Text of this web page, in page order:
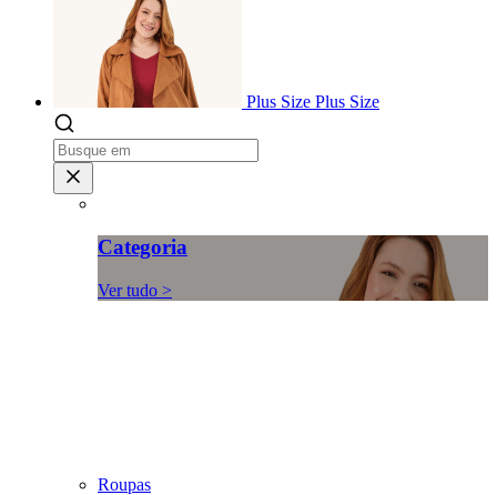
Plus Size Plus Size
Categoria
Ver tudo >
Roupas